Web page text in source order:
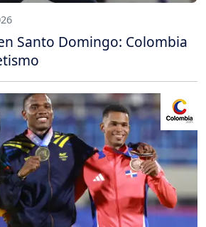
Santo Domingo: Colombia